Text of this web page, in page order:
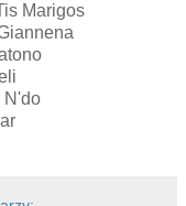
Marigos
N'do